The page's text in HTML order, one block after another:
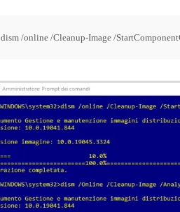
dism /online /Cleanup-Image /